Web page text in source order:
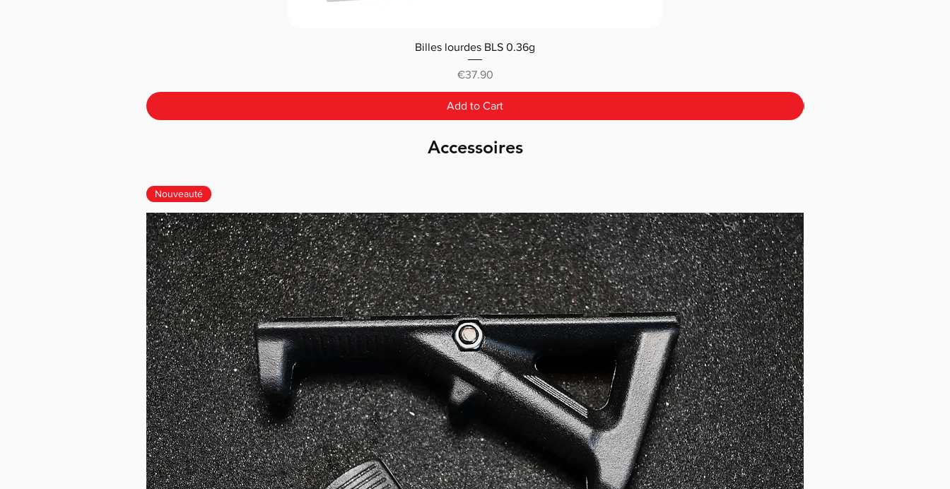
Billes lourdes BLS 0.36g
Price
€37.90
Add to Cart
Accessoires
Nouveauté